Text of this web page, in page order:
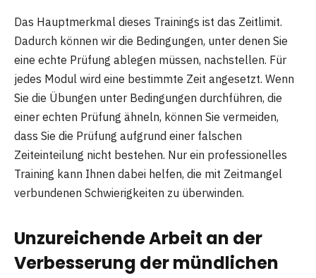
Das Hauptmerkmal dieses Trainings ist das Zeitlimit.
Dadurch können wir die Bedingungen, unter denen Sie
eine echte Prüfung ablegen müssen, nachstellen. Für
jedes Modul wird eine bestimmte Zeit angesetzt. Wenn
Sie die Übungen unter Bedingungen durchführen, die
einer echten Prüfung ähneln, können Sie vermeiden,
dass Sie die Prüfung aufgrund einer falschen
Zeiteinteilung nicht bestehen. Nur ein professionelles
Training kann Ihnen dabei helfen, die mit Zeitmangel
verbundenen Schwierigkeiten zu überwinden.
Unzureichende Arbeit an der
Verbesserung der mündlichen